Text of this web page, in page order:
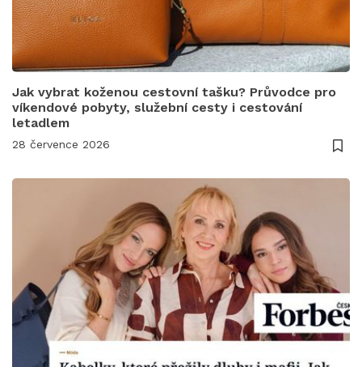
Jak vybrat koženou cestovní tašku? Průvodce pro
víkendové pobyty, služební cesty i cestování
letadlem
28 července 2026